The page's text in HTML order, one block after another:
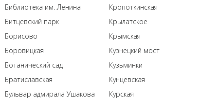
Библиотека им. Ленина
Битцевский парк
Борисово
Боровицкая
Ботанический сад
Братиславская
Бульвар адмирала Ушакова
Кропоткинская
Крылатское
Крымская
Кузнецкий мост
Кузьминки
Кунцевская
Курская